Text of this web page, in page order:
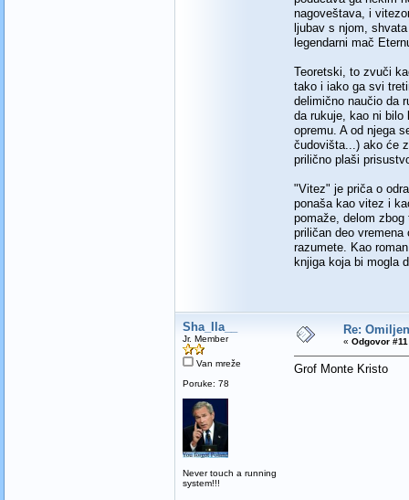
nagoveštava, i
ljubav s njom,
legendarni mač
Teoretski, to zvuči
tako i iako ga svi
delimično naučio da
da rukuje, kao ni bilo
opremu. A od njega
čudovišta...) ako će
prilično plaši
"Vitez" je priča o
ponaša kao vitez i
pomaže, delom
priličan deo
razumete. Kao
knjiga koja bi mogla
Sha_Ila__
Jr. Member
Van mreže
Poruke: 78
Never touch a running
system!!!
Re:
« Odgovor
Grof Monte Kristo